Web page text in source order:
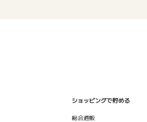
ショッピングで貯める
総合通販